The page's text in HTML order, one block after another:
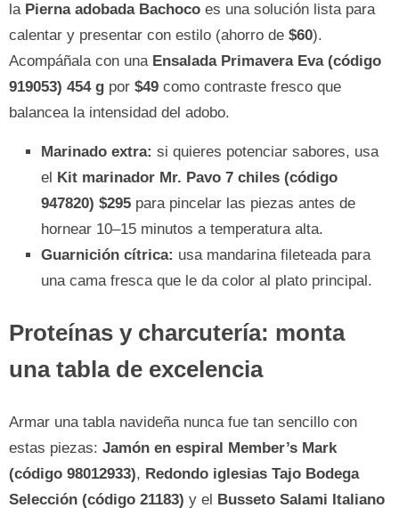
la Pierna adobada Bachoco es una solución lista para
calentar y presentar con estilo (ahorro de $60).
Acompáñala con una Ensalada Primavera Eva (código
919053) 454 g por $49 como contraste fresco que
balancea la intensidad del adobo.
Marinado extra: si quieres potenciar sabores, usa
el Kit marinador Mr. Pavo 7 chiles (código
947820) $295 para pincelar las piezas antes de
hornear 10–15 minutos a temperatura alta.
Guarnición cítrica: usa mandarina fileteada para
una cama fresca que le da color al plato principal.
Proteínas y charcutería: monta
una tabla de excelencia
Armar una tabla navideña nunca fue tan sencillo con
estas piezas: Jamón en espiral Member’s Mark
(código 98012933), Redondo iglesias Tajo Bodega
Selección (código 21183) y el Busseto Salami Italiano